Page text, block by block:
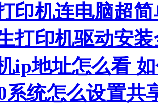
印机连电脑超
打印机驱动安
ip地址怎么看
系统怎么设置共